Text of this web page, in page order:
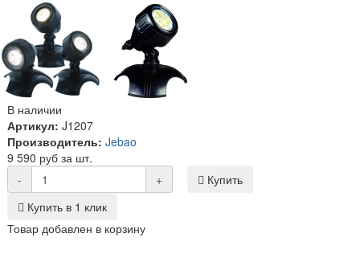
В наличии
Артикул: J1207
Производитель: Jebao
9 590 руб за шт.
-
+
Купить
Купить в 1 клик
Товар добавлен в корзину